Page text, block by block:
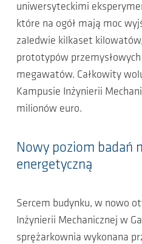
uniwersyteckimi
które na ogół mają moc
zaledwie kilkaset
prototypów
megawatów. Całkowity
Kampusie Inżynierii
milionów euro.
Nowy poziom badań
energetyczną
Sercem budynku, w nowo
Inżynierii Mechanicznej w
sprężarkownia wykonana